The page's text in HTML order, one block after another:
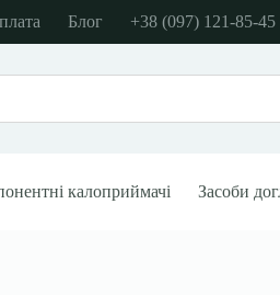
Блог +38 (097) 121-85-45
калоприймачі Засоби